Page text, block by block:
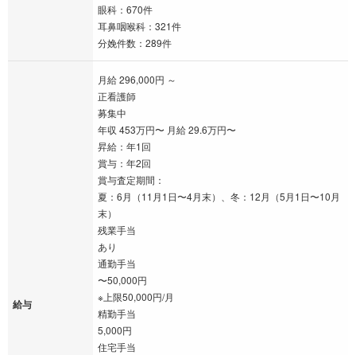
眼科：670件
耳鼻咽喉科：321件
分娩件数：289件
給与
月給 296,000円 ～
正看護師
募集中
年収 453万円〜 月給 29.6万円〜
昇給：年1回
賞与：年2回
賞与査定期間：
夏：6月（11月1日〜4月末）、冬：12月（5月1日〜10月
末）
残業手当
あり
通勤手当
〜50,000円
※上限50,000円/月
精勤手当
5,000円
住宅手当